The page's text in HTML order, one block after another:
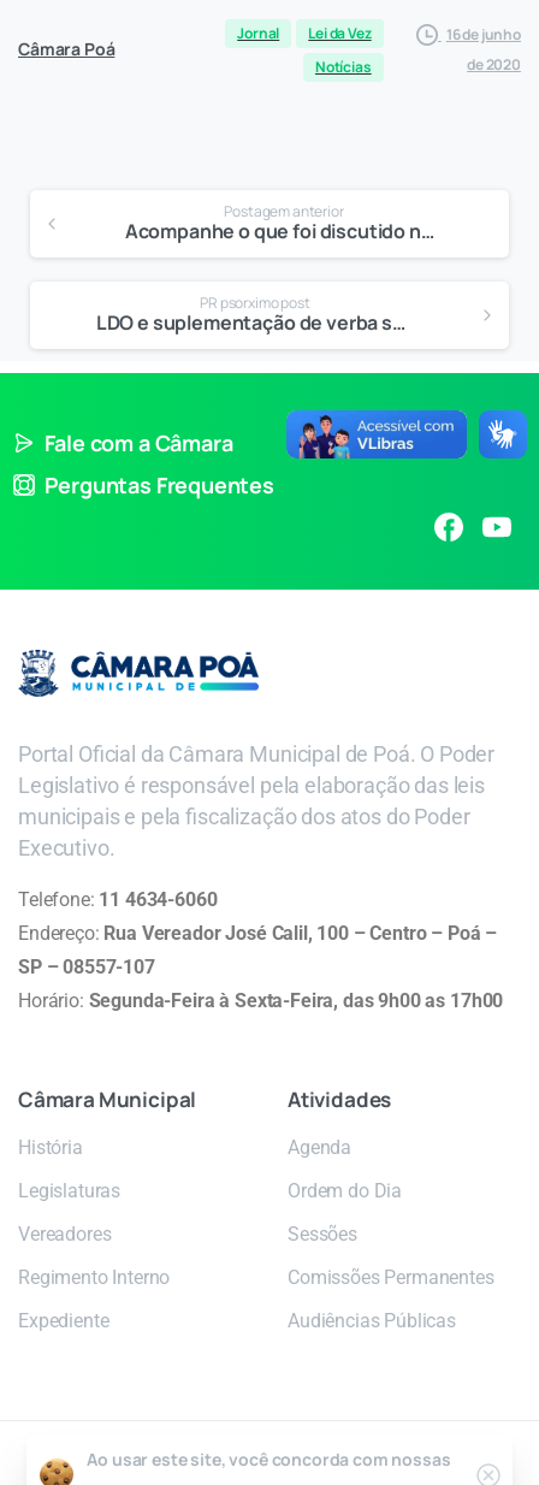
Câmara Poá
Jornal
Lei da Vez
Notícias
16 de junho
de 2020
Postagem anterior
Acompanhe o que foi discutido na Audiência Pública da LDO – 2021
PR psorximo post
LDO e suplementação de verba seguem para segunda votação
Fale com a Câmara
Perguntas Frequentes
Portal Oficial da Câmara Municipal de Poá. O Poder
Legislativo é responsável pela elaboração das leis
municipais e pela fiscalização dos atos do Poder
Executivo.
Telefone: 11 4634-6060
Endereço: Rua Vereador José Calil, 100 – Centro – Poá –
SP – 08557-107
Horário: Segunda-Feira à Sexta-Feira, das 9h00 as 17h00
Câmara Municipal
História
Legislaturas
Vereadores
Regimento Interno
Expediente
Atividades
Agenda
Ordem do Dia
Sessões
Comissões Permanentes
Audiências Públicas
2026 © Câmara Municipal de Poá
Ao usar este site, você concorda com nossas